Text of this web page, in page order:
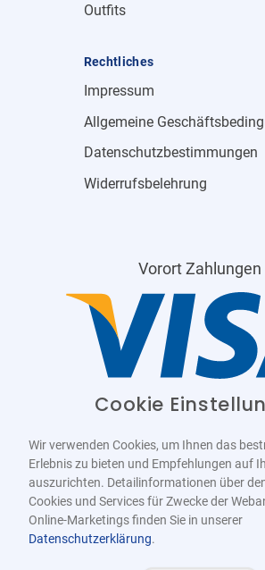
Outfits
Rechtliches
Impressum
Allgemeine
Datenschutzbestimmungen
Widerrufsbelehrung
Vorort Zahlungen
Cookie
Wir verwenden Cookies, um Ihnen das
Erlebnis zu bieten und Empfehlungen auf
auszurichten. Detailinformationen über
Cookies und Services für Zwecke der
Online-Marketings finden Sie in unserer
Datenschutzerklärung.